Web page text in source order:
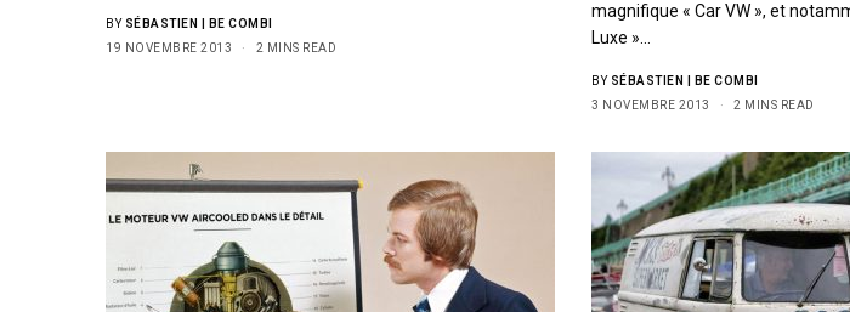
BY SÉBASTIEN | BE COMBI
19 NOVEMBRE 2013
2 MINS READ
magnifique « Car VW », et
Luxe »…
BY SÉBASTIEN | BE COMBI
3 NOVEMBRE 2013
2 MINS READ